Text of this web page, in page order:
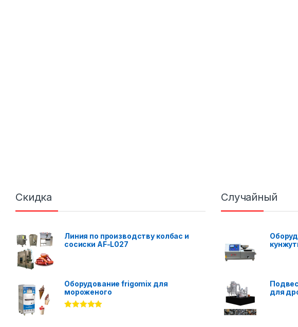
Скидка
Линия по производству колбас и
сосиски AF-L027
Оборудование frigomix для
мороженого
Случайный
для